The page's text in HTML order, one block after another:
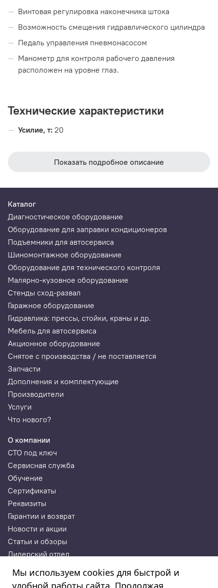
Винтовая регулировка наконечника штока
Возможность смещения гидравлического цилиндра
Педаль управления пневмонасосом
Манометр для контроля рабочего давления
расположен на уровне глаз.
Технические характеристики
Усилие, т: 20
Глубина рабочего стола, мм:148
Гидравлический ход, мм:
пневматический
Исполнение:напольный
Ход винта, мм: 75
Максимальный рабочий диапазон, мм:850
Расход воздуха, л/мин:127
Габариты упаковки, мм:
Вес упаковки, кг: 163
Комплектация
Пластины трапеции
Набор насадок (пуансонов); Размер пуансон (7 шт.):
15, 2, 3, 6, 13, 10, 8 т
Показать подробное описание
Каталог
Диагностическое оборудование
Оборудование для заправки кондиционеров
Подъемники для автосервиса
Шиномонтажное оборудование
Оборудование для технического контроля
Малярно-кузовное оборудование
Стенды сход-развал
Гаражное оборудование
Гидравлика: прессы, стойки, краны и др.
Мебель для автосервиса
Акционное оборудование
Снятое с производства / не поставляется
Запчасти
Дополнения и комплектующие
Производители
Услуги
Что нового?
О компании
СТО под ключ
Сервисная служба
Обучение
Сертификаты
Реквизиты
Гарантии и возврат
Новости и акции
Статьи и обзоры
Дилерский отдел
Мы используем cookies для быстрой и
удобной работы сайта. Продолжая